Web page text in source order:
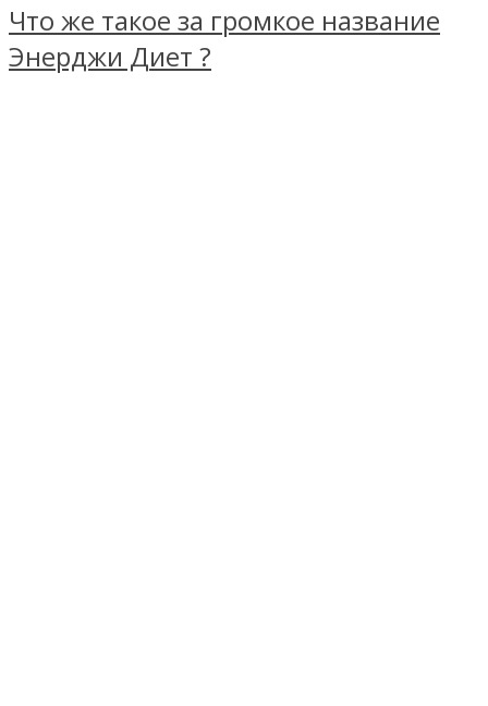
Что же такое за громкое название
Энерджи Диет ?